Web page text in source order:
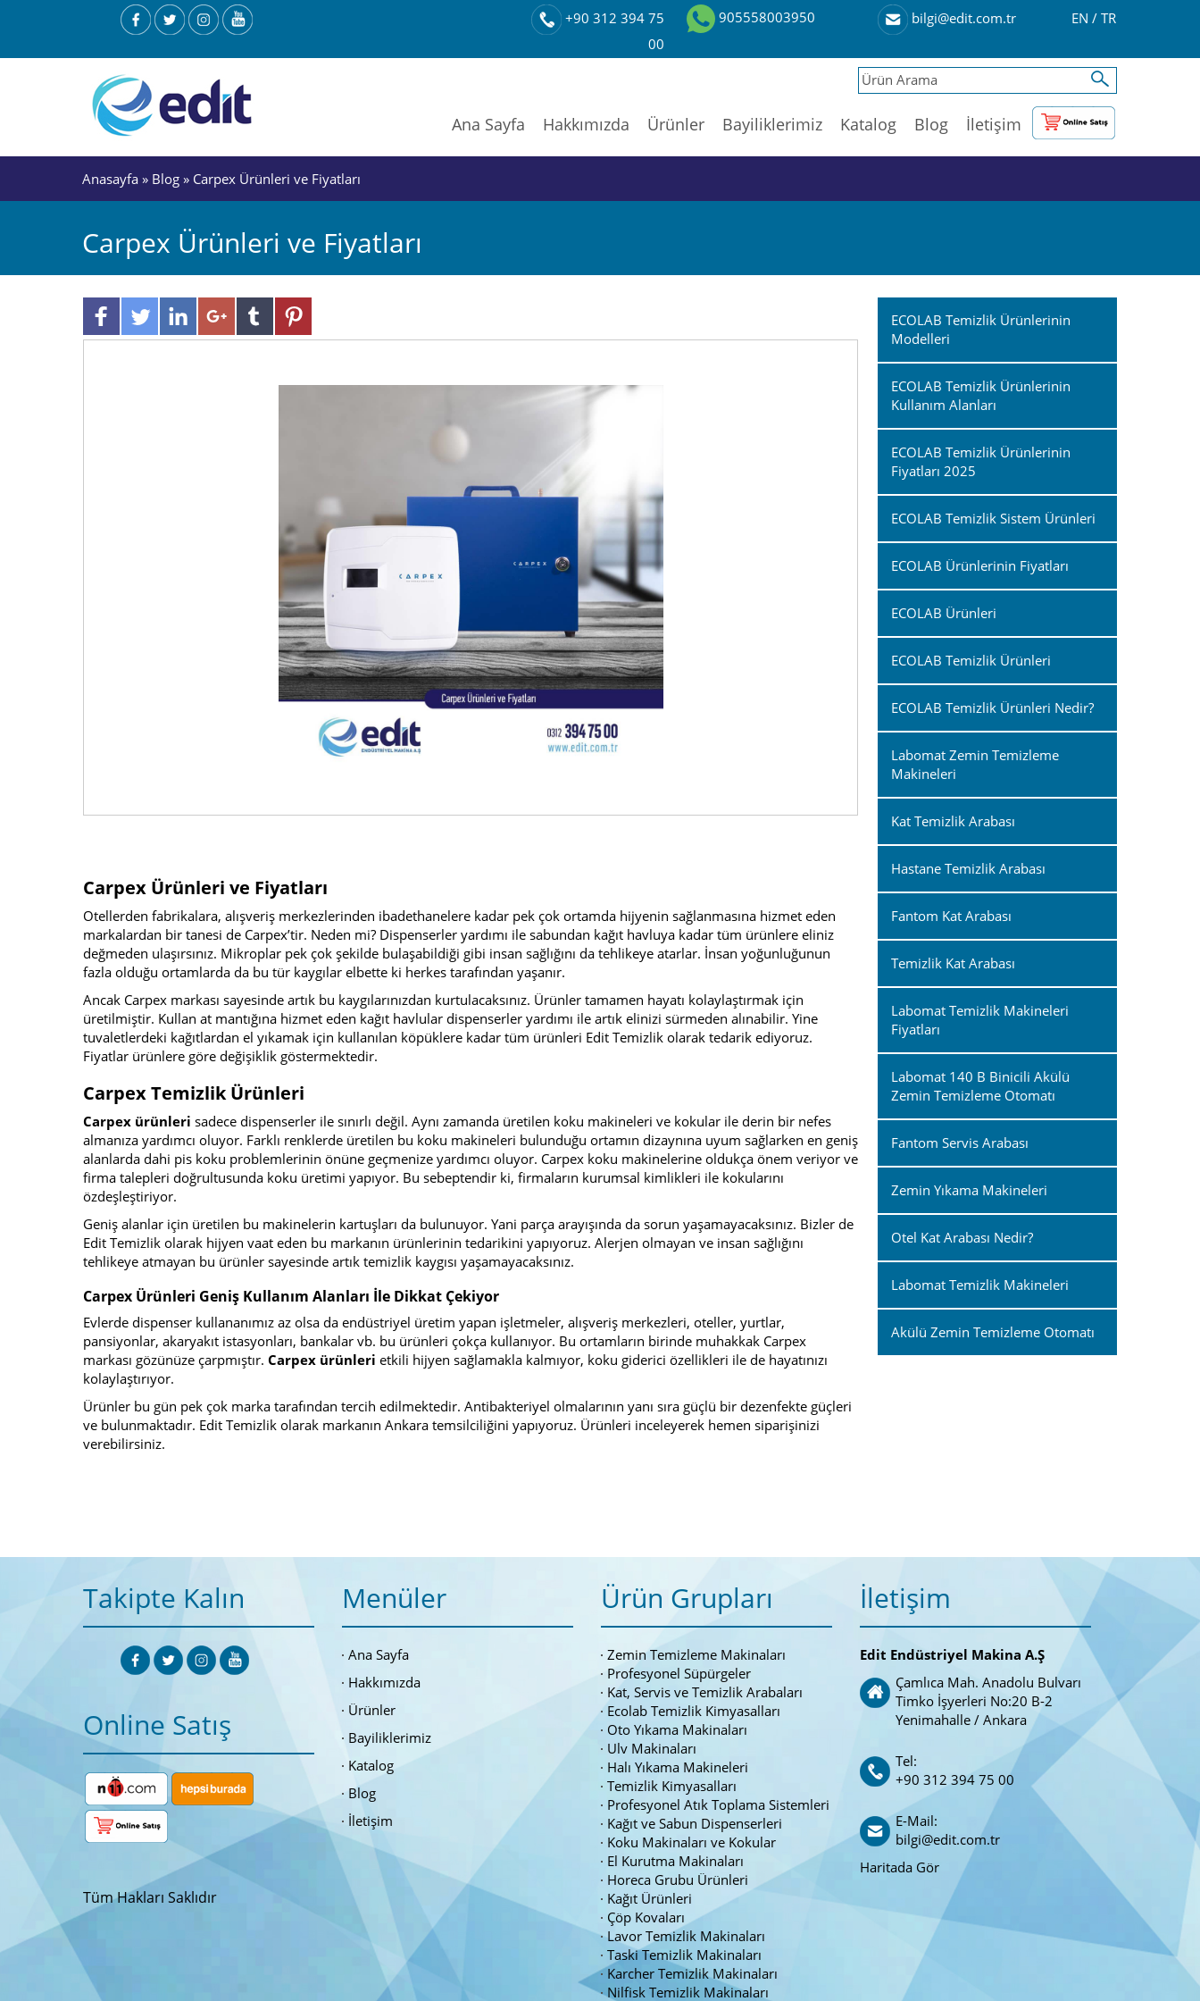
+90 312 394 75
00
905558003950 bilgi@edit.com.tr EN / TR
Ana Sayfa Hakkımızda Ürünler Bayiliklerimiz Katalog Blog İletişim
Anasayfa » Blog » Carpex Ürünleri ve Fiyatları
Carpex Ürünleri ve Fiyatları
Carpex Ürünleri ve Fiyatları
Otellerden fabrikalara, alışveriş merkezlerinden ibadethanelere kadar pek çok ortamda hijyenin sağlanmasına hizmet eden
markalardan bir tanesi de Carpex’tir. Neden mi? Dispenserler yardımı ile sabundan kağıt havluya kadar tüm ürünlere eliniz
değmeden ulaşırsınız. Mikroplar pek çok şekilde bulaşabildiği gibi insan sağlığını da tehlikeye atarlar. İnsan yoğunluğunun
fazla olduğu ortamlarda da bu tür kaygılar elbette ki herkes tarafından yaşanır.
Ancak Carpex markası sayesinde artık bu kaygılarınızdan kurtulacaksınız. Ürünler tamamen hayatı kolaylaştırmak için
üretilmiştir. Kullan at mantığına hizmet eden kağıt havlular dispenserler yardımı ile artık elinizi sürmeden alınabilir. Yine
tuvaletlerdeki kağıtlardan el yıkamak için kullanılan köpüklere kadar tüm ürünleri Edit Temizlik olarak tedarik ediyoruz.
Fiyatlar ürünlere göre değişiklik göstermektedir.
Carpex Temizlik Ürünleri
Carpex ürünleri sadece dispenserler ile sınırlı değil. Aynı zamanda üretilen koku makineleri ve kokular ile derin bir nefes
almanıza yardımcı oluyor. Farklı renklerde üretilen bu koku makineleri bulunduğu ortamın dizaynına uyum sağlarken en geniş
alanlarda dahi pis koku problemlerinin önüne geçmenize yardımcı oluyor. Carpex koku makinelerine oldukça önem veriyor ve
firma talepleri doğrultusunda koku üretimi yapıyor. Bu sebeptendir ki, firmaların kurumsal kimlikleri ile kokularını
özdeşleştiriyor.
Geniş alanlar için üretilen bu makinelerin kartuşları da bulunuyor. Yani parça arayışında da sorun yaşamayacaksınız. Bizler de
Edit Temizlik olarak hijyen vaat eden bu markanın ürünlerinin tedarikini yapıyoruz. Alerjen olmayan ve insan sağlığını
tehlikeye atmayan bu ürünler sayesinde artık temizlik kaygısı yaşamayacaksınız.
Carpex Ürünleri Geniş Kullanım Alanları İle Dikkat Çekiyor
Evlerde dispenser kullananımız az olsa da endüstriyel üretim yapan işletmeler, alışveriş merkezleri, oteller, yurtlar,
pansiyonlar, akaryakıt istasyonları, bankalar vb. bu ürünleri çokça kullanıyor. Bu ortamların birinde muhakkak Carpex
markası gözünüze çarpmıştır. Carpex ürünleri etkili hijyen sağlamakla kalmıyor, koku giderici özellikleri ile de hayatınızı
kolaylaştırıyor.
Ürünler bu gün pek çok marka tarafından tercih edilmektedir. Antibakteriyel olmalarının yanı sıra güçlü bir dezenfekte güçleri
ve bulunmaktadır. Edit Temizlik olarak markanın Ankara temsilciliğini yapıyoruz. Ürünleri inceleyerek hemen siparişinizi
verebilirsiniz.
ECOLAB Temizlik Ürünlerinin
Modelleri
ECOLAB Temizlik Ürünlerinin
Kullanım Alanları
ECOLAB Temizlik Ürünlerinin
Fiyatları 2025
ECOLAB Temizlik Sistem Ürünleri
ECOLAB Ürünlerinin Fiyatları
ECOLAB Ürünleri
ECOLAB Temizlik Ürünleri
ECOLAB Temizlik Ürünleri Nedir?
Labomat Zemin Temizleme
Makineleri
Kat Temizlik Arabası
Hastane Temizlik Arabası
Fantom Kat Arabası
Temizlik Kat Arabası
Labomat Temizlik Makineleri
Fiyatları
Labomat 140 B Binicili Akülü
Zemin Temizleme Otomatı
Fantom Servis Arabası
Zemin Yıkama Makineleri
Otel Kat Arabası Nedir?
Labomat Temizlik Makineleri
Akülü Zemin Temizleme Otomatı
Takipte Kalın
Online Satış
Tüm Hakları Saklıdır
Menüler
Ana Sayfa
Hakkımızda
Ürünler
Bayiliklerimiz
Katalog
Blog
İletişim
Ürün Grupları
Zemin Temizleme Makinaları
Profesyonel Süpürgeler
Kat, Servis ve Temizlik Arabaları
Ecolab Temizlik Kimyasalları
Oto Yıkama Makinaları
Ulv Makinaları
Halı Yıkama Makineleri
Temizlik Kimyasalları
Profesyonel Atık Toplama Sistemleri
Kağıt ve Sabun Dispenserleri
Koku Makinaları ve Kokular
El Kurutma Makinaları
Horeca Grubu Ürünleri
Kağıt Ürünleri
Çöp Kovaları
Lavor Temizlik Makinaları
Taski Temizlik Makinaları
Karcher Temizlik Makinaları
Nilfisk Temizlik Makinaları
İletişim
Edit Endüstriyel Makina A.Ş
Çamlıca Mah. Anadolu Bulvarı
Timko İşyerleri No:20 B-2
Yenimahalle / Ankara
Tel:
+90 312 394 75 00
E-Mail:
bilgi@edit.com.tr
Haritada Gör